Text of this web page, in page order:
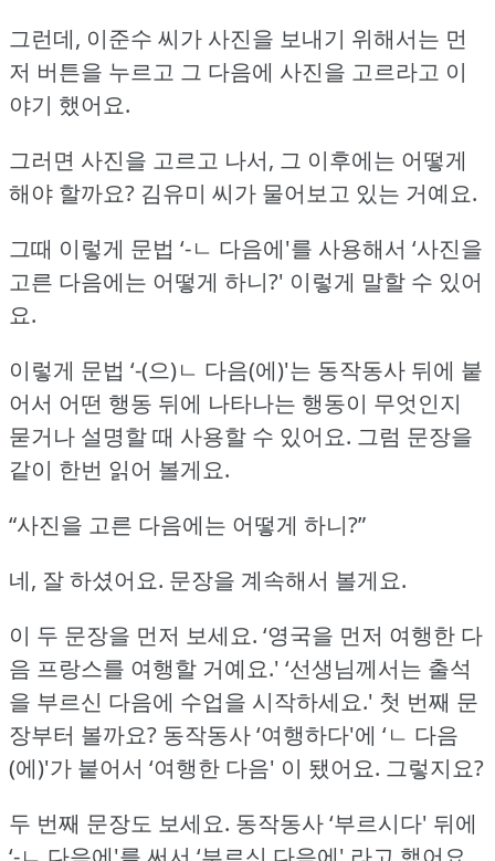
그런데, 이준수 씨가 사진을 보내기 위해서는 먼
저 버튼을 누르고 그 다음에 사진을 고르라고 이
야기 했어요.
그러면 사진을 고르고 나서, 그 이후에는 어떻게
해야 할까요? 김유미 씨가 물어보고 있는 거예요.
그때 이렇게 문법 ‘-ㄴ 다음에'를 사용해서 ‘사진을
고른 다음에는 어떻게 하니?' 이렇게 말할 수 있어
요.
이렇게 문법 ‘-(으)ㄴ 다음(에)'는 동작동사 뒤에 붙
어서 어떤 행동 뒤에 나타나는 행동이 무엇인지
묻거나 설명할 때 사용할 수 있어요. 그럼 문장을
같이 한번 읽어 볼게요.
“사진을 고른 다음에는 어떻게 하니?”
네, 잘 하셨어요. 문장을 계속해서 볼게요.
이 두 문장을 먼저 보세요. ‘영국을 먼저 여행한 다
음 프랑스를 여행할 거예요.' ‘선생님께서는 출석
을 부르신 다음에 수업을 시작하세요.' 첫 번째 문
장부터 볼까요? 동작동사 ‘여행하다'에 ‘ㄴ 다음
(에)'가 붙어서 ‘여행한 다음' 이 됐어요. 그렇지요?
두 번째 문장도 보세요. 동작동사 ‘부르시다' 뒤에